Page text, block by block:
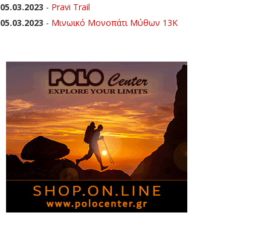
05.03.2023 - Pravi Trail
05.03.2023 - Μινωικό Μονοπάτι Μύθων 13Κ